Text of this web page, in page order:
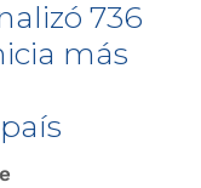
736
más